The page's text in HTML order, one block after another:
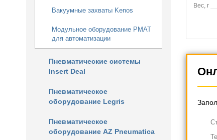
Вакуумные захваты Kenos
Модульное оборудование PMAT
для автоматизации
Пневматические системы
Insert Deal
Пневматическое
оборудование Legris
Пневматическое
оборудование AZ Pneumatica
Вес, г